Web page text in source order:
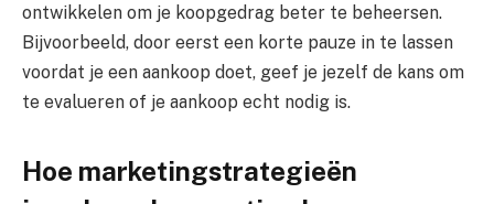
ontwikkelen om je koopgedrag beter te beheersen.
Bijvoorbeeld, door eerst een korte pauze in te lassen
voordat je een aankoop doet, geef je jezelf de kans om
te evalueren of je aankoop echt nodig is.
Hoe marketingstrategieën